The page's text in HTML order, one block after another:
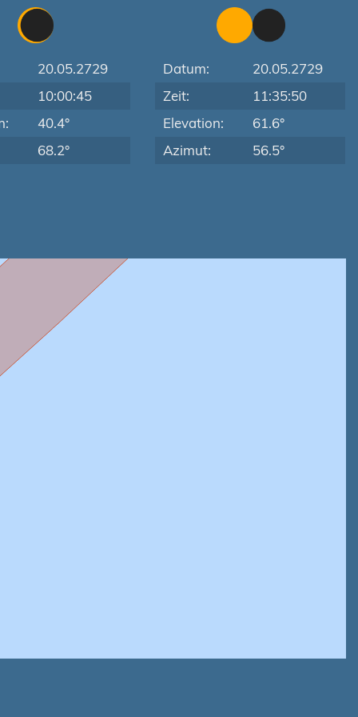
20.05.2729
10:00:45
40.4°
68.2°
Datum:
20.05.2729
Zeit:
11:35:50
Elevation:
61.6°
Azimut:
56.5°